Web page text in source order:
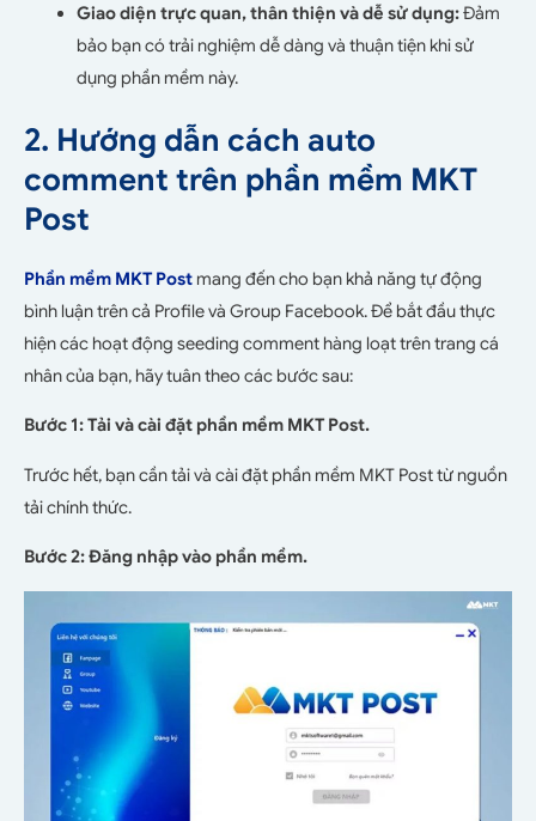
Giao diện trực quan, thân thiện và dễ sử dụng:Đảm
bảo bạn có trải nghiệm dễ dàng và thuận tiện khi sử
dụng phần mềm này.
2. Hướng dẫn cách auto
comment trên phần mềm MKT
Post
Phần mềm MKT Post mang đến cho bạn khả năng tự động
bình luận trên cả Profile và Group Facebook. Để bắt đầu thực
hiện các hoạt động seeding comment hàng loạt trên trang cá
nhân của bạn, hãy tuân theo các bước sau:
Bước 1: Tải và cài đặt phần mềm MKT Post.
Trước hết, bạn cần tải và cài đặt phần mềm MKT Post từ nguồn
tải chính thức.
Bước 2: Đăng nhập vào phần mềm.